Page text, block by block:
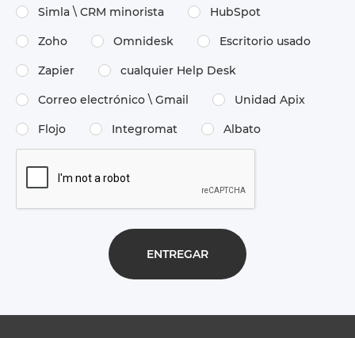
Simla \​ CRM minorista HubSpot
Zoho Omnidesk Escritorio usado
Zapier cualquier Help Desk
Correo electrónico \​ Gmail Unidad Apix
Flojo Integromat Albato